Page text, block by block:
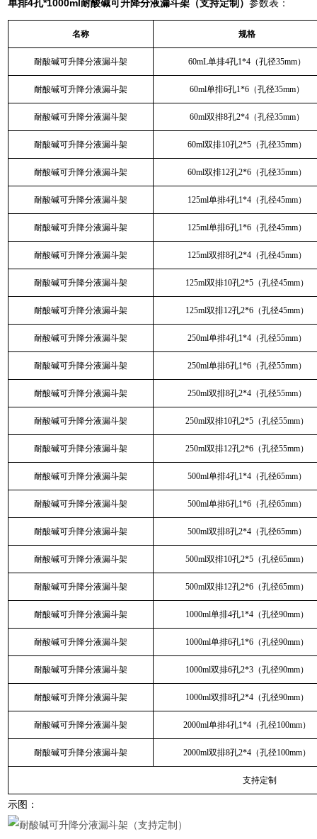
单排4孔*1000ml 耐酸碱可升降分液漏斗架（支持定制）参数表：
名称 规格
耐酸碱可升降分液漏斗架 60mL单排4孔1*4（孔径35mm）
耐酸碱可升降分液漏斗架 60ml单排6孔1*6（孔径35mm）
耐酸碱可升降分液漏斗架 60ml双排8孔2*4（孔径35mm）
耐酸碱可升降分液漏斗架 60ml双排10孔2*5（孔径35mm）
耐酸碱可升降分液漏斗架 60ml双排12孔2*6（孔径35mm）
耐酸碱可升降分液漏斗架 125ml单排4孔1*4（孔径45mm）
耐酸碱可升降分液漏斗架 125ml单排6孔1*6（孔径45mm）
耐酸碱可升降分液漏斗架 125ml双排8孔2*4（孔径45mm）
耐酸碱可升降分液漏斗架 125ml双排10孔2*5（孔径45mm）
耐酸碱可升降分液漏斗架 125ml双排12孔2*6（孔径45mm）
耐酸碱可升降分液漏斗架 250ml单排4孔1*4（孔径55mm）
耐酸碱可升降分液漏斗架 250ml单排6孔1*6（孔径55mm）
耐酸碱可升降分液漏斗架 250ml双排8孔2*4（孔径55mm）
耐酸碱可升降分液漏斗架 250ml双排10孔2*5（孔径55mm）
耐酸碱可升降分液漏斗架 250ml双排12孔2*6（孔径55mm）
耐酸碱可升降分液漏斗架 500ml单排4孔1*4（孔径65mm）
耐酸碱可升降分液漏斗架 500ml单排6孔1*6（孔径65mm）
耐酸碱可升降分液漏斗架 500ml双排8孔2*4（孔径65mm）
耐酸碱可升降分液漏斗架 500ml双排10孔2*5（孔径65mm）
耐酸碱可升降分液漏斗架 500ml双排12孔2*6（孔径65mm）
耐酸碱可升降分液漏斗架 1000ml单排4孔1*4（孔径90mm）
耐酸碱可升降分液漏斗架 1000ml单排6孔1*6（孔径90mm）
耐酸碱可升降分液漏斗架 1000ml双排6孔2*3（孔径90mm）
耐酸碱可升降分液漏斗架 1000ml双排8孔2*4（孔径90mm）
耐酸碱可升降分液漏斗架 2000ml单排4孔1*4（孔径100mm）
耐酸碱可升降分液漏斗架 2000ml双排8孔2*4（孔径100mm）
支持定制
示图：